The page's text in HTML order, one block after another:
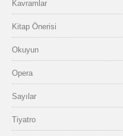
Kavramlar
Kitap Önerisi
Okuyun
Opera
Sayılar
Tiyatro